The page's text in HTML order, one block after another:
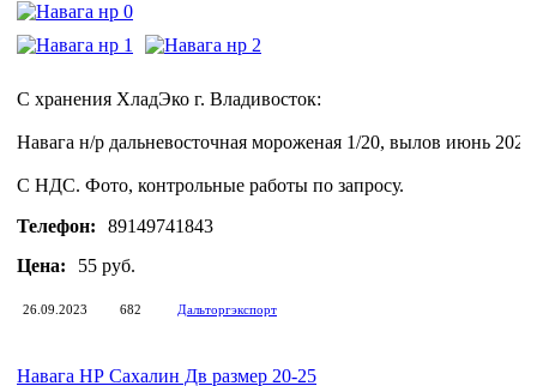
С хранения ХладЭко г. Владивосток:
Навага н/р дальневосточная мороженая 1/20, вылов июнь 2023
С НДС. Фото, контрольные работы по запросу.
Телефон:
89149741843
Цена:
55 руб.
26.09.2023 682 Дальторгэкспорт
Навага НР Сахалин Дв размер 20-25